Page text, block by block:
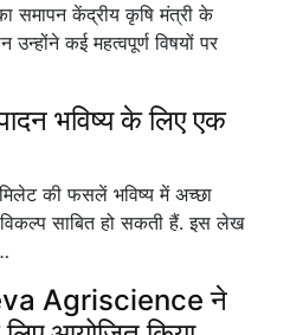
समापन केंद्रीय कृषि मंत्री के
कई महत्वपूर्ण विषयों पर
भविष्य के लिए एक
की फसलें भविष्य में अच्छा
साबित हो सकती हैं. इस लेख
Agriscience ने